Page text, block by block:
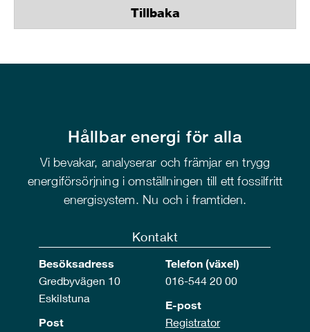
Tillbaka
Hållbar energi för alla
Vi bevakar, analyserar och främjar en trygg
energiförsörjning i omställningen till ett fossilfritt
energisystem. Nu och i framtiden.
Kontakt
Besöksadress
Gredbyvägen 10
Eskilstuna
Post
Telefon (växel)
016-544 20 00
E-post
Registrator